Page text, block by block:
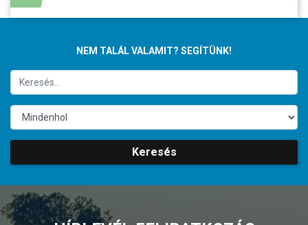
NEM TALÁL VALAMIT? SEGÍTÜNK!
Keresés